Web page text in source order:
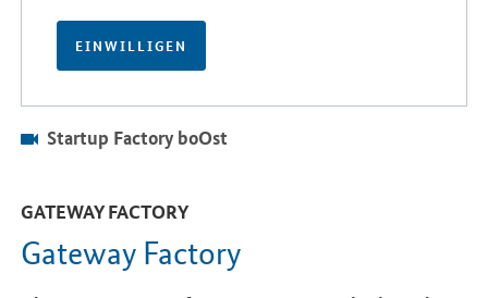
EINWILLIGEN
Startup Factory boOst
GATEWAY FACTORY
Gateway Factory